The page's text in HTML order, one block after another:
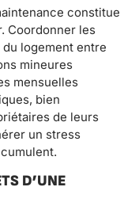
constitue
Coordonner les
logement entre
mineures
mensuelles
bien
de leurs
un stress
D’UNE